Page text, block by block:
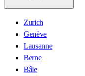
Zurich
Genève
Lausanne
Berne
Bâle